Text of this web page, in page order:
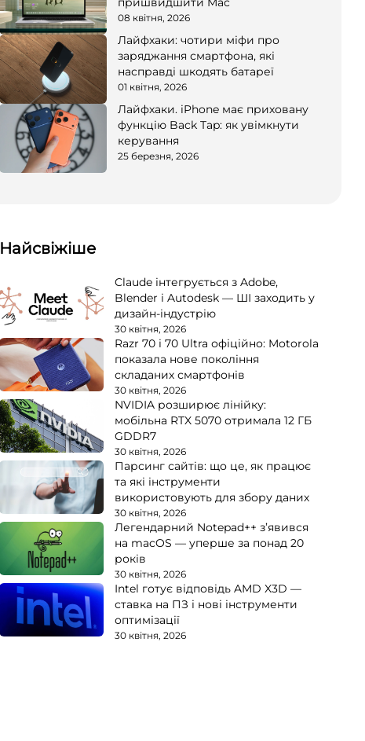
08 квітня, 2026
Лайфхаки: чотири міфи про
заряджання смартфона, які
насправді шкодять батареї
01 квітня, 2026
Лайфхаки. iPhone має приховану
функцію Back Tap: як увімкнути
керування
25 березня, 2026
Найсвіжіше
Claude інтегрується з Adobe,
Blender і Autodesk — ШІ заходить у
дизайн-індустрію
30 квітня, 2026
Razr 70 і 70 Ultra офіційно: Motorola
показала нове покоління
складаних смартфонів
30 квітня, 2026
NVIDIA розширює лінійку:
мобільна RTX 5070 отримала 12 ГБ
GDDR7
30 квітня, 2026
Парсинг сайтів: що це, як працює
та які інструменти
використовують для збору даних
30 квітня, 2026
Легендарний Notepad++ з’явився
на macOS — уперше за понад 20
років
30 квітня, 2026
Intel готує відповідь AMD X3D —
ставка на ПЗ і нові інструменти
оптимізації
30 квітня, 2026